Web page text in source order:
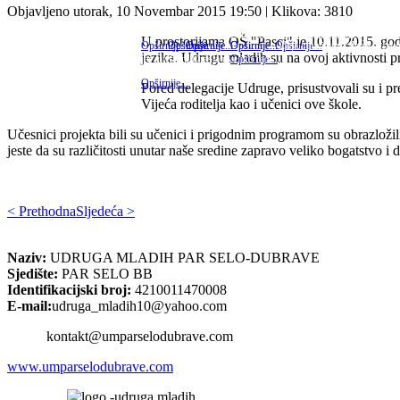
Sv. Nikola je svetac katoličke i
Opširnije...
Jedna lijepa vijest dolazi iz naše
Dubrava. Novonastalo udruženje rezultat
Opširnije...
Večeras je u prostorijama MZ Par Selo održan
Opširnije...
Opširnije...
Dragi naši, ovim putem vas obavještavamo o aktivnostima u
Naime, već duže vrijeme postoji ideja i inicijativa da se
jer mještani Orašja uveliko rade...
Opširnije...
Sv. Nikola je svetac katoličke i
Opširnije...
Dan 25. listopad se u Federaciji BiH obilježava
Opširnije...
Nakon izgradnje prve autobuske nadstrešnice koja je
Opširnije...
Udruga mladih Par Selo-Dubrave je ispunila jednu
Opširnije...
Objavljeno utorak, 10 Novembar 2015 19:50 | Klikova: 3810
U prostorijama OŠ "Pasci" je 10.11.2015.
jezika. Udrugu mladih su na ovoj aktivnosti
Pored delegacije Udruge, prisustvovali su i
Vijeća roditelja kao i učenici ove škole.
Učesnici projekta bili su učenici i prigodnim programom su
jeste da su različitosti unutar naše sredine zapravo veliko bogatstvo
< PrethodnaSljedeća >
Naziv: UDRUGA MLADIH PAR SELO-DUBRAVE
Sjedište: PAR SELO BB
Identifikacijski broj: 4210011470008
E-mail:udruga_mladih10@yahoo.com
kontakt@umparselodubrave.com
www.umparselodubrave.com